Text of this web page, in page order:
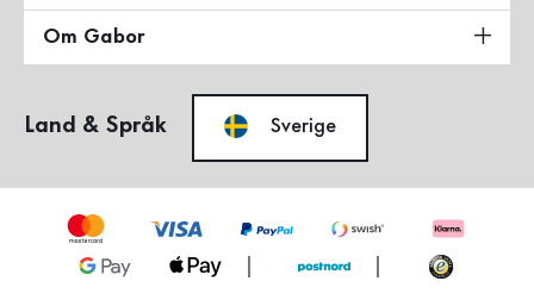
Om Gabor
Land & Språk Sverige